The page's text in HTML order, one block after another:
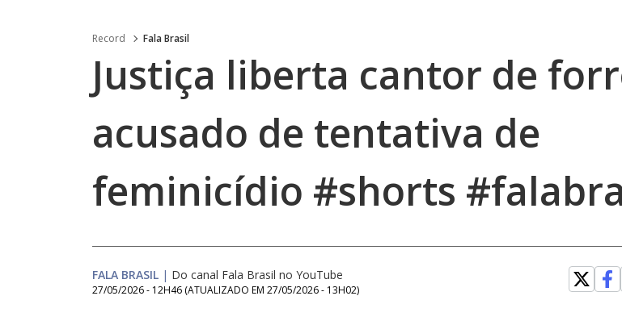
Record Fala Brasil
Justiça liberta cantor de
acusado de tentativa de
feminicídio #shorts
FALA BRASIL | Do canal Fala Brasil no YouTube
27/05/2026 - 12H46 (ATUALIZADO EM 27/05/2026 - 13H02)